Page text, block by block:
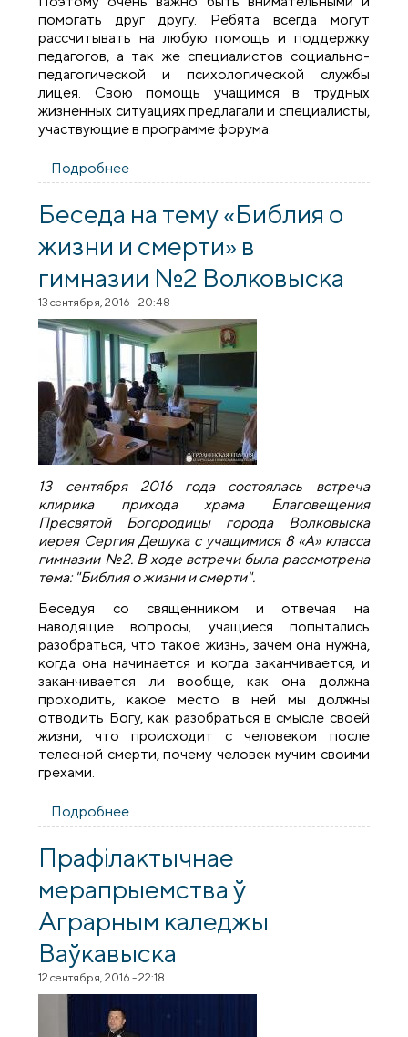
помогать друг другу. Ребята всегда могут
рассчитывать на любую помощь и поддержку
педагогов, а так же специалистов социально-
педагогической и психологической службы
лицея. Свою помощь учащимся в трудных
жизненных ситуациях предлагали и специалисты,
участвующие в программе форума.
Подробнее
молодежном форуме «Сохрани себя для
Беседа на тему «Библия о
жизни и смерти» в
гимназии №2 Волковыска
13 сентября, 2016 - 20:48
13 сентября 2016 года состоялась встреча
клирика прихода храма Благовещения
Пресвятой Богородицы города Волковыска
иерея Сергия Дешука с учащимися 8 «А» класса
гимназии №2. В ходе встречи была рассмотрена
тема: "Библия о жизни и смерти".
Беседуя со священником и отвечая на
наводящие вопросы, учащиеся попытались
разобраться, что такое жизнь, зачем она нужна,
когда она начинается и когда заканчивается, и
заканчивается ли вообще, как она должна
проходить, какое место в ней мы должны
отводить Богу, как разобраться в смысле своей
жизни, что происходит с человеком после
телесной смерти, почему человек мучим своими
грехами.
Подробнее
смерти» в гимназии №2 Волковыска
Прафiлактычнае
мерапрыемства ў
Аграрным каледжы
Ваўкавыска
12 сентября, 2016 - 22:18